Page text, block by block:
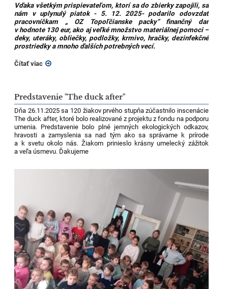
Vďaka všetkým prispievateľom, ktorí sa do zbierky zapojili, sa
nám v uplynulý piatok - 5. 12. 2025- podarilo odovzdať
pracovníčkam „ OZ Topoľčianske packy“ finančný dar
v hodnote 130 eur, ako aj veľké množstvo materiálnej pomoci –
deky, uteráky, obliečky, podložky, krmivo, hračky, dezinfekčné
prostriedky a mnoho ďalších potrebných vecí.
Čítať viac
Predstavenie "The duck after"
Dňa 26.11.2025 sa 120 žiakov prvého stupňa zúčastnilo inscenácie
The duck after, ktoré bolo realizované z projektu z fondu na podporu
umenia. Predstavenie bolo plné jemných ekologických odkazov,
hravosti a zamyslenia sa nad tým ako sa správame k prírode
a k svetu okolo nás. Žiakom prinieslo krásny umelecký zážitok
a veľa úsmevu. Ďakujeme